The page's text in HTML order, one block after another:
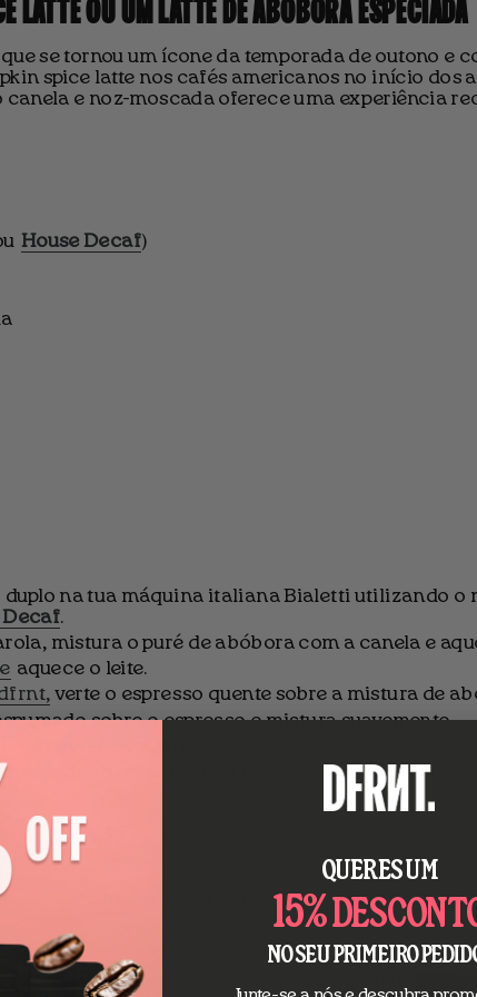
se tornou um ícone da temporada de outono e
spice latte nos cafés americanos no início
e noz-moscada oferece uma experiência
House Decaf)
duplo na tua máquina italiana Bialetti utilizando o
Decaf.
mistura o puré de abóbora com a canela e
aquece o leite.
verte o espresso quente sobre a mistura de
sobre o espresso e mistura suavemente.
canela se desejares.
perfeito para os dias frescos de outono.
QUERES UM
15%
NO SEU PRIMEIRO